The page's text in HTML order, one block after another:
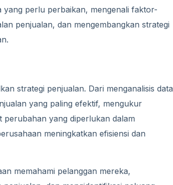
yang perlu perbaikan, mengenali faktor-
penjualan, dan mengembangkan strategi
strategi penjualan. Dari menganalisis data
yang paling efektif, mengukur
yang diperlukan dalam
meningkatkan efisiensi dan
memahami pelanggan mereka,